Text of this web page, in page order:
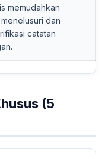
memudahkan
dan
catatan
(5